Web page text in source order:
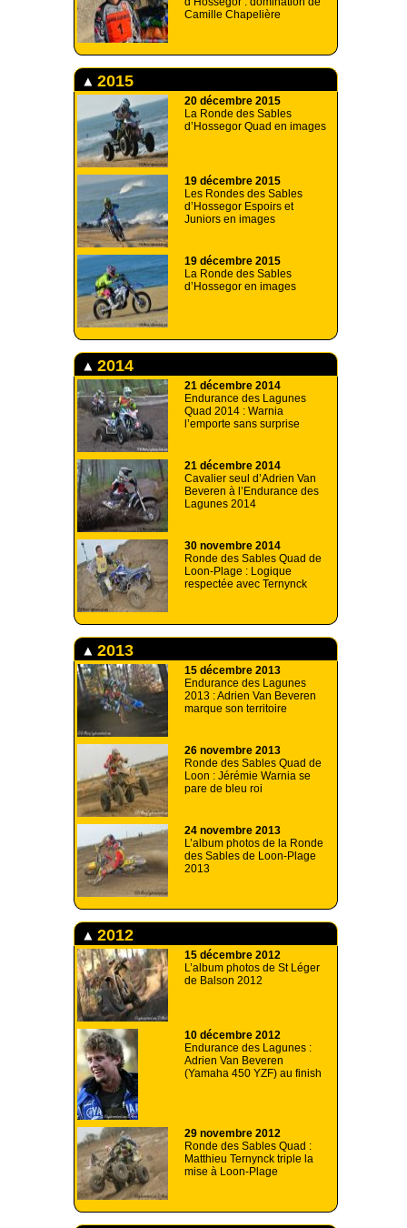
Camille Chapelière
2015
20 décembre 2015
La Ronde des Sables
d’Hossegor Quad en images
19 décembre 2015
Les Rondes des Sables
d’Hossegor Espoirs et
Juniors en images
19 décembre 2015
La Ronde des Sables
d’Hossegor en images
2014
21 décembre 2014
Endurance des Lagunes
Quad 2014 : Warnia
l’emporte sans surprise
21 décembre 2014
Cavalier seul d’Adrien Van
Beveren à l’Endurance des
Lagunes 2014
30 novembre 2014
Ronde des Sables Quad de
Loon-Plage : Logique
respectée avec Ternynck
2013
15 décembre 2013
Endurance des Lagunes
2013 : Adrien Van Beveren
marque son territoire
26 novembre 2013
Ronde des Sables Quad de
Loon : Jérémie Warnia se
pare de bleu roi
24 novembre 2013
L’album photos de la Ronde
des Sables de Loon-Plage
2013
2012
15 décembre 2012
L’album photos de St Léger
de Balson 2012
10 décembre 2012
Endurance des Lagunes :
Adrien Van Beveren
(Yamaha 450 YZF) au finish
29 novembre 2012
Ronde des Sables Quad :
Matthieu Ternynck triple la
mise à Loon-Plage